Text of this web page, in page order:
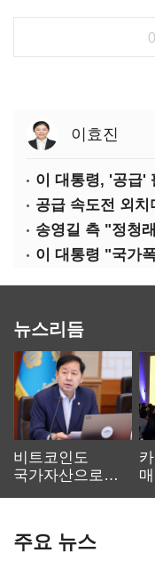
이효진
뉴스리듬
비트코인도
국가자산으로…'
주요 뉴스